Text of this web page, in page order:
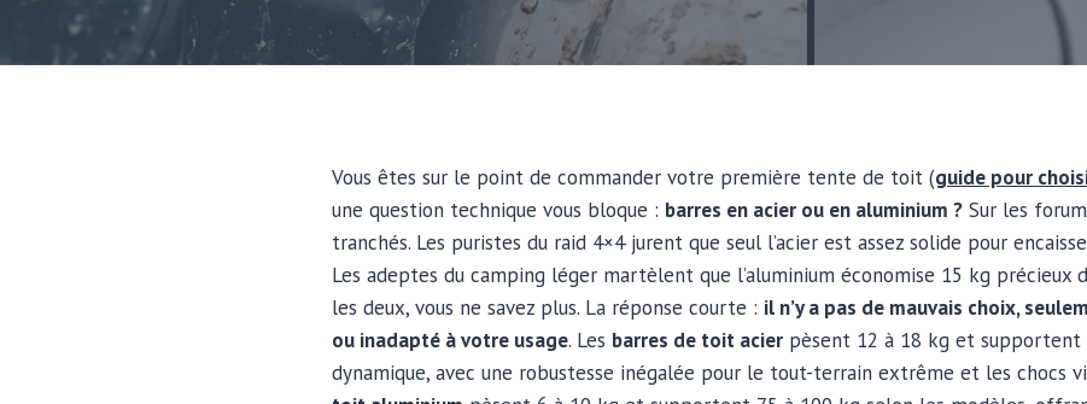
Vous êtes sur le point de commander votre première tente de toit (guide pour
une question technique vous bloque : barres en acier ou en aluminium ? Sur les
tranchés. Les puristes du raid 4×4 jurent que seul l’acier est assez solide pour
Les adeptes du camping léger martèlent que l’aluminium économise 15 kg précieux
les deux, vous ne savez plus. La réponse courte : il n’y a pas de mauvais choix,
ou inadapté à votre usage. Les barres de toit acier pèsent 12 à 18 kg et supportent
dynamique, avec une robustesse inégalée pour le tout-terrain extrême et les chocs